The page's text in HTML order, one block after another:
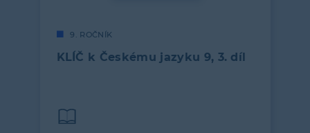
9. ROČNÍK
KLÍČ k Českému jazyku 9, 3. díl